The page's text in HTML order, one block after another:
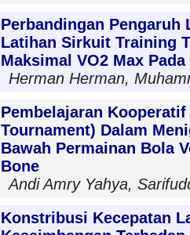
Perbandingan Pengaruh
Latihan Sirkuit Training
Maksimal VO2 Max
Herman Herman,
Pembelajaran Kooperatif
Tournament) Dalam
Bawah Permainan Bola
Bone
Andi Amry Yahya,
Konstribusi Kecepatan